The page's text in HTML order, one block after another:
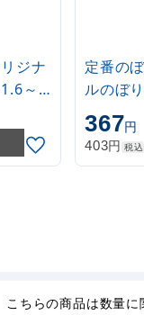
ジナ
～
定番の
ルのぼ
3m 伸縮
367円
403円 税込
こちらの商品は数量に